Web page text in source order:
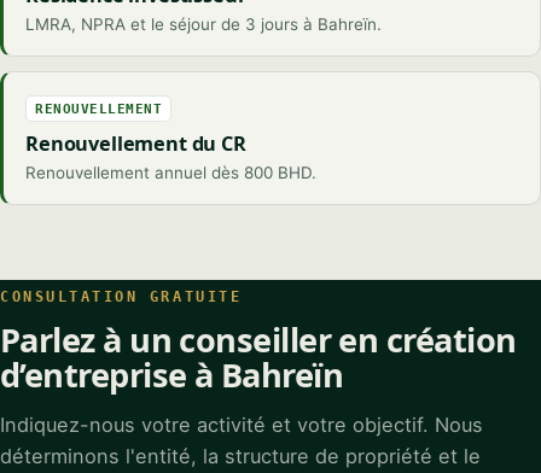
LMRA, NPRA et le séjour de 3 jours à Bahreïn.
RENOUVELLEMENT
Renouvellement du CR
Renouvellement annuel dès 800 BHD.
CONSULTATION GRATUITE
Parlez à un conseiller en création
d’entreprise à Bahreïn
Indiquez-nous votre activité et votre objectif. Nous
déterminons l'entité, la structure de propriété et le